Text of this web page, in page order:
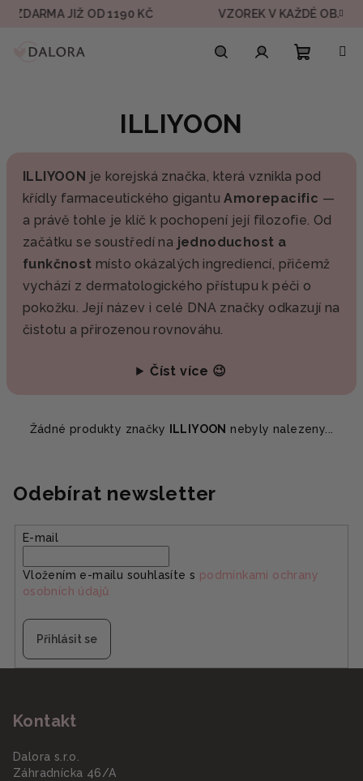
Přejít
ZDARMA JIŽ OD 1190 KČ VZOREK V KAŽDÉ
ILLIYOON
ILLIYOON je korejská značka, která vznikla pod
křídly farmaceutického gigantuAmorepacific —
a právě tohle je klíč k pochopení její filozofie. Od
začátku se soustředí na jednoduchost a
funkčnost místo okázalých ingrediencí, přičemž
vychází z dermatologického přístupu k péči o
pokožku. Její název i celé DNA značky odkazují na
čistotu a přirozenou rovnováhu.
Číst více 😉
Žádné produkty značky ILLIYOON nebyly nalezeny...
Odebírat newsletter
E-mail
Vložením e-mailu souhlasíte s podmínkami ochrany
osobních údajů
Přihlásit se
Kontakt
Dalora s.r.o.
Záhradnícka 46/A